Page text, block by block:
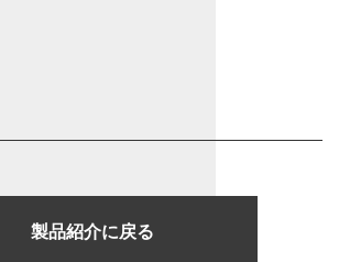
製品紹介に戻る